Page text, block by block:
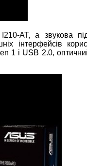
AT, а звукова
інтерфейсів
1 і USB 2.0,